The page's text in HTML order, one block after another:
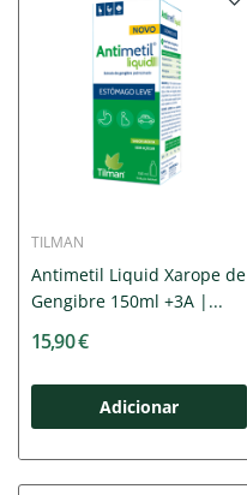
TILMAN
Antimetil Liquid Xarope de
Gengibre 150ml +3A |...
15,90 €
Adicionar